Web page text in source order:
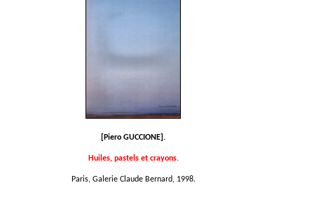
[Piero GUCCIONE].
Huiles, pastels et crayons.
Paris, Galerie Claude Bernard, 1998.